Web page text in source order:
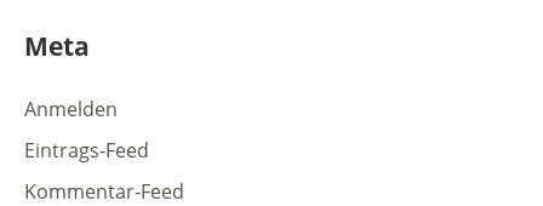
Meta
Anmelden
Eintrags-Feed
Kommentar-Feed